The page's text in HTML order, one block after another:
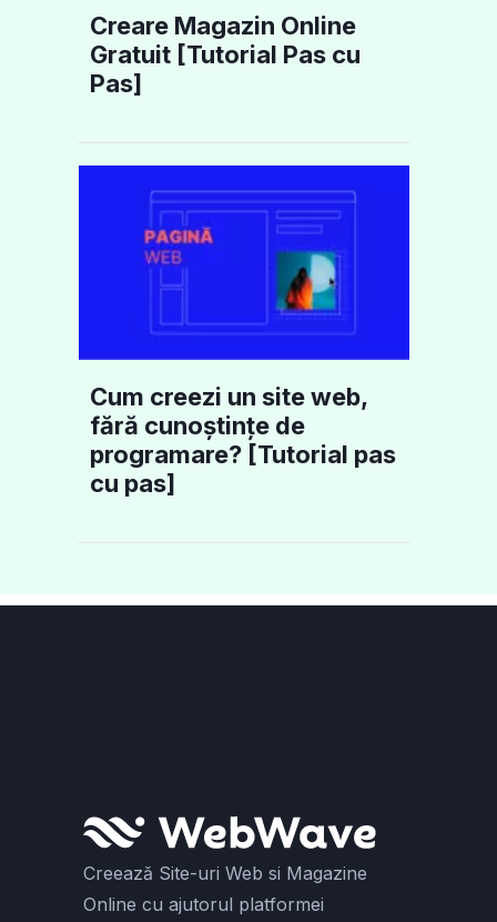
Creare Magazin Online
Gratuit [Tutorial Pas cu
Pas]
Cum creezi un site web,
fără cunoștințe de
programare? [Tutorial pas
cu pas]
Creează Site-uri Web si Magazine
Online cu ajutorul platformei